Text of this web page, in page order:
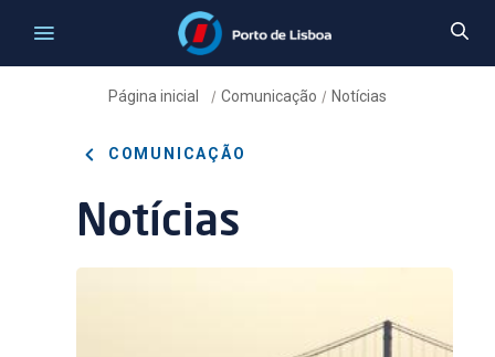
Página inicial / Comunicação / Notícias
COMUNICAÇÃO
Notícias